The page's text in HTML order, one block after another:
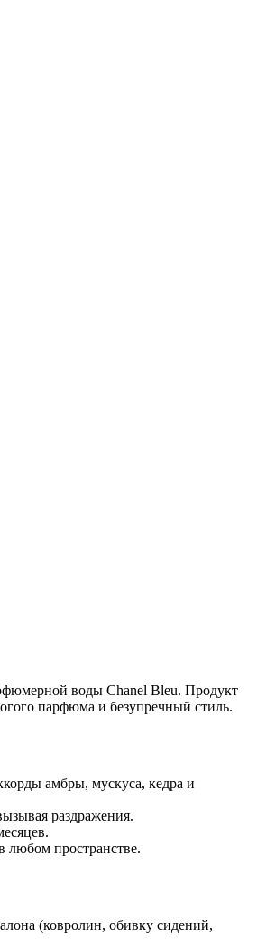
воды Chanel Bleu. Продукт
парфюма и безупречный стиль.
амбры, мускуса, кедра и
раздражения.
любом пространстве.
(ковролин, обивку сидений,